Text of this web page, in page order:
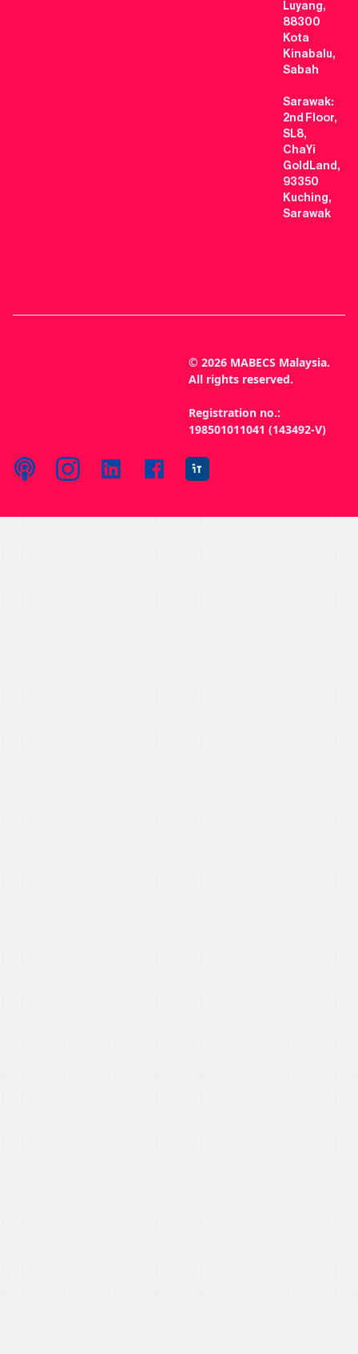
Luyang,
88300
Kota
Kinabalu,
Sabah
Sarawak:
2nd Floor,
SL8,
ChaYi
GoldLand,
93350
Kuching,
Sarawak
© 2026 MABECS Malaysia.
All rights reserved.
Registration no.:
198501011041 (143492-V)